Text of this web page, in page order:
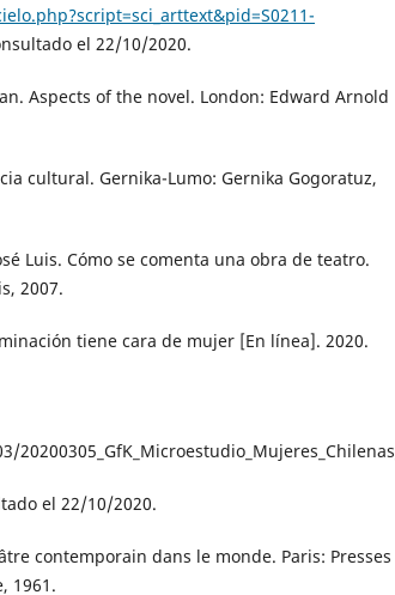
el 22/10/2020.
Aspects of the novel. London: Edward Arnold
cultural. Gernika-Lumo: Gernika Gogoratuz,
Luis. Cómo se comenta una obra de teatro.
2007.
tiene cara de mujer [En línea]. 2020.
el 22/10/2020.
contemporain dans le monde. Paris: Presses
1961.